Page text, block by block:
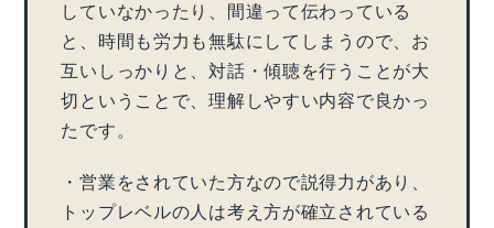
していなかったり、間違って伝わっている
と、時間も労力も無駄にしてしまうので、お
互いしっかりと、対話・傾聴を行うことが大
切ということで、理解しやすい内容で良かっ
たです。
・営業をされていた方なので説得力があり、
トップレベルの人は考え方が確立されている